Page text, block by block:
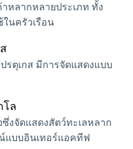
หลากหลายประเภท ทั้ง
ในครัวเรือน
ตุเกส มีการจัดแสดงแบบ
ล
จัดแสดงสัตว์ทะเลหลาก
แบบอินเทอร์แอคทีฟ